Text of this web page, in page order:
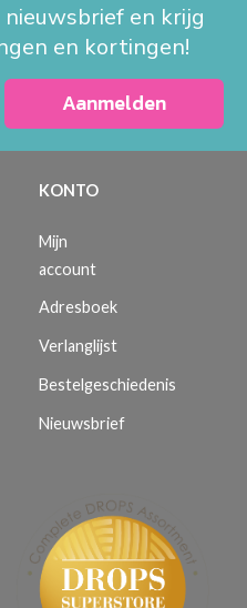
en krijg
en kortingen!
Aanmelden
KONTO
Mijn
account
Adresboek
Verlanglijst
Bestelgeschiedenis
Nieuwsbrief